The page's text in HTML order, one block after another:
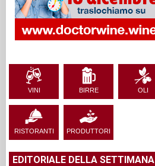
VINI BIRRE OLI
RISTORANTI PRODUTTORI
EDITORIALE DELLA SETTIMANA